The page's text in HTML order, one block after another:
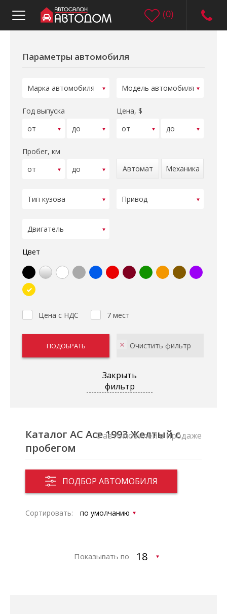
(0)
Параметры автомобиля
Год выпуска Цена, $
Пробег, км
Автомат
Механика
Цвет
Цена с НДС 7 мест
Закрыть
фильтр
Каталог AC Ace 1993 Желтый с
пробегом
ПОДБОР АВТОМОБИЛЯ
0 автомобилей в продаже
Сортировать:
Показывать по